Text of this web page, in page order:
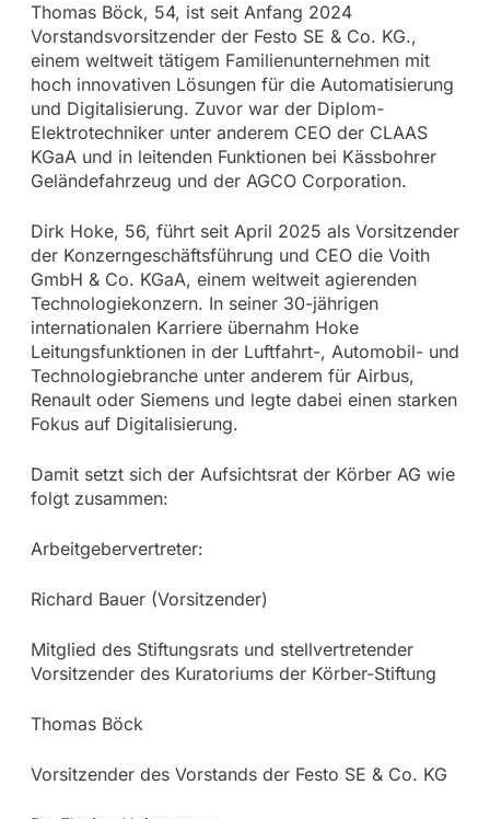
Thomas Böck, 54, ist seit Anfang 2024
Vorstandsvorsitzender der Festo SE & Co. KG.,
einem weltweit tätigem Familienunternehmen mit
hoch innovativen Lösungen für die Automatisierung
und Digitalisierung. Zuvor war der Diplom-
Elektrotechniker unter anderem CEO der CLAAS
KGaA und in leitenden Funktionen bei Kässbohrer
Geländefahrzeug und der AGCO Corporation.
Dirk Hoke, 56, führt seit April 2025 als Vorsitzender
der Konzerngeschäftsführung und CEO die Voith
GmbH & Co. KGaA, einem weltweit agierenden
Technologiekonzern. In seiner 30-jährigen
internationalen Karriere übernahm Hoke
Leitungsfunktionen in der Luftfahrt-, Automobil- und
Technologiebranche unter anderem für Airbus,
Renault oder Siemens und legte dabei einen starken
Fokus auf Digitalisierung.
Damit setzt sich der Aufsichtsrat der Körber AG wie
folgt zusammen:
Arbeitgebervertreter:
Richard Bauer (Vorsitzender)
Mitglied des Stiftungsrats und stellvertretender
Vorsitzender des Kuratoriums der Körber-Stiftung
Thomas Böck
Vorsitzender des Vorstands der Festo SE & Co. KG